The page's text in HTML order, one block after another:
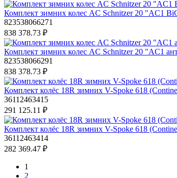
Комплект зимних колес AC Schnitzer 20 "AC1
823538066271
838 378.73 ₽
Комплект зимних колес AC Schnitzer 20 "AC1
823538066291
838 378.73 ₽
Комплект колёс 18R зимних V-Spoke 618
36112463415
291 125.11 ₽
Комплект колёс 18R зимних V-Spoke 618
36112463414
282 369.47 ₽
1
2